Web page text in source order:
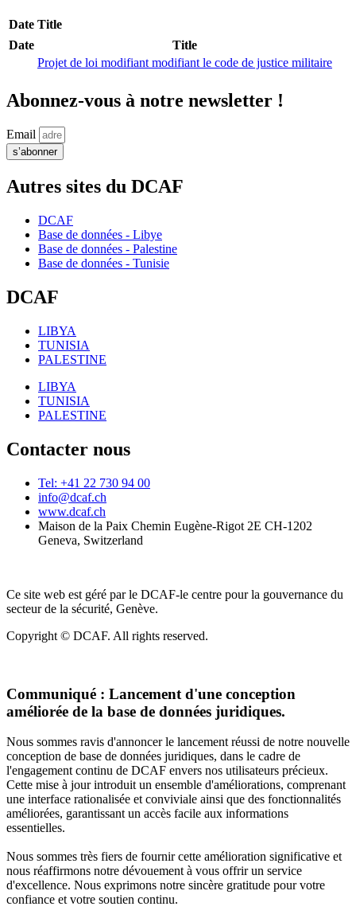
Date Title
Date
Title
Projet de loi modifiant modifiant le code de justice militaire
Abonnez-vous à notre newsletter !
Email
s’abonner
Autres sites du DCAF
DCAF
Base de données - Libye
Base de données - Palestine
Base de données - Tunisie
DCAF
LIBYA
TUNISIA
PALESTINE
LIBYA
TUNISIA
PALESTINE
Contacter nous
Tel: +41 22 730 94 00
info@dcaf.ch
www.dcaf.ch
Maison de la Paix Chemin Eugène-Rigot 2E CH-1202
Geneva, Switzerland
Ce site web est géré par le DCAF-le centre pour la gouvernance du
secteur de la sécurité, Genève.
Copyright © DCAF. All rights reserved.
Communiqué : Lancement d'une conception
améliorée de la base de données juridiques.
Nous sommes ravis d'annoncer le lancement réussi de notre nouvelle
conception de base de données juridiques, dans le cadre de
l'engagement continu de DCAF envers nos utilisateurs précieux.
Cette mise à jour introduit un ensemble d'améliorations, comprenant
une interface rationalisée et conviviale ainsi que des fonctionnalités
améliorées, garantissant un accès facile aux informations
essentielles.
Nous sommes très fiers de fournir cette amélioration significative et
nous réaffirmons notre dévouement à vous offrir un service
d'excellence. Nous exprimons notre sincère gratitude pour votre
confiance et votre soutien continu.